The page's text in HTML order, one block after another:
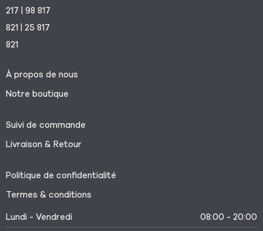
217 | 98 817
821 | 25 817
821
À propos de nous
Notre boutique
Suivi de commande
Livraison & Retour
Politique de confidentialité
Termes & conditions
Lundi - Vendredi
08:00 - 20:00